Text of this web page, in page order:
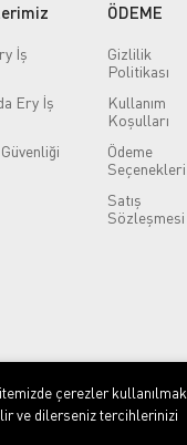
İş
Ery İş
ÖDEME
Gizlilik
Politikası
Kullanım
Koşulları
Ödeme
Seçenekleri
Satış
Sözleşmesi
çerezler
ve dilerseniz tercihlerinizi